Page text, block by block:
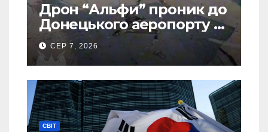
Дрон “Альфи” проник до
Донецького аеропорту та
спалив “Шахед” ще до
запуску
СЕР 7, 2026
СВІТ